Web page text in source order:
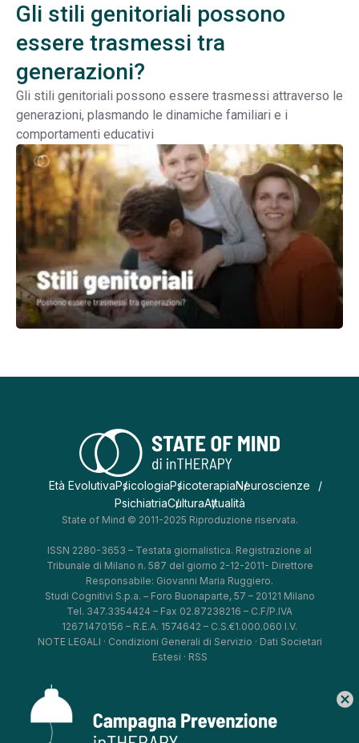
Gli stili genitoriali possono
essere trasmessi tra
generazioni?
Gli stili genitoriali possono essere trasmessi attraverso le
generazioni, plasmando le dinamiche familiari e i
comportamenti educativi
Età EvolutivaPsicologiaPsicoterapiaNeuroscienze
PsichiatriaCulturaAttualità
State of Mind © 2011-2025 Riproduzione riservata.
ISSN 2280-3653 – Testata giornalistica. Registrazione al
Tribunale di Milano n. 587 del giorno 2-12-2011- Direttore
Responsabile: Giovanni Maria Ruggiero.
Studi Cognitivi S.p.a. – Foro Buonaparte, 57 – 20121 Milano
Tel. 347.3354424 – Fax 02.87238216 – C.F/P.IVA
12671470156 – R.E.A. 1574642 – C.S.€1.000.060 I.V.
NOTE LEGALI · Condizioni Generali di Servizio · Dati Societari
Estesi · RSS
Aggiorna le tue preferenze–
** **
cancel